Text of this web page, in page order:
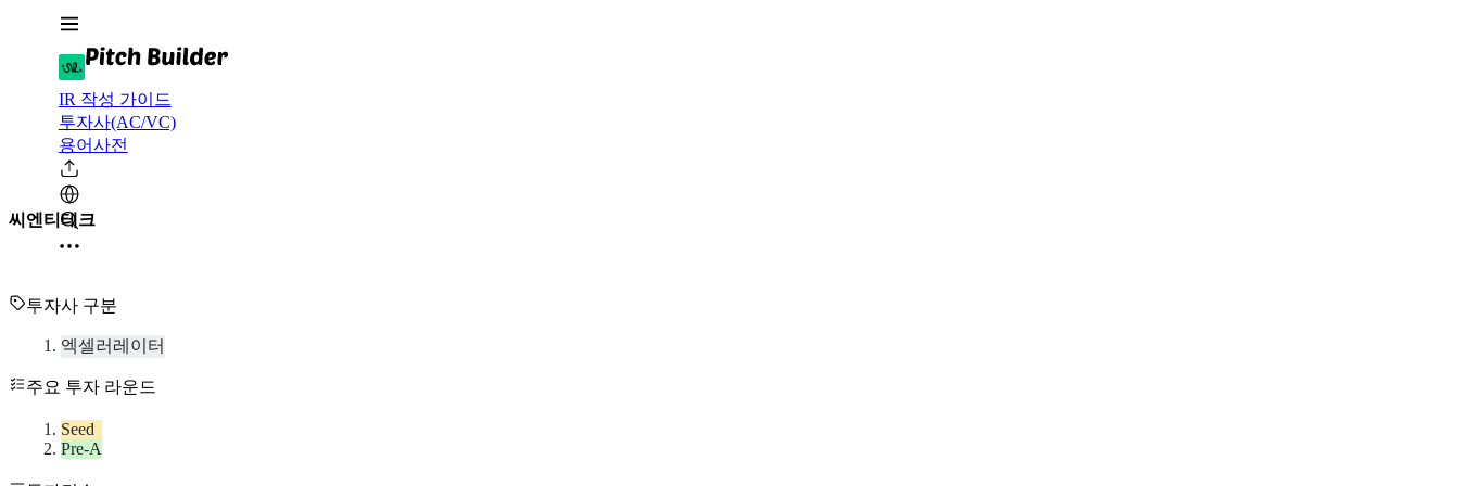
IR 작성 가이드
투자사(AC/VC)
용어사전
씨엔티테크
투자사 구분
엑셀러레이터
주요 투자 라운드
Seed
Pre-A